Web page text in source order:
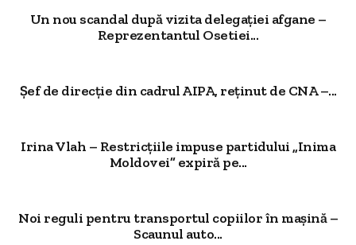
Un nou scandal după vizita delegației afgane –
Reprezentantul Osetiei...
Șef de direcție din cadrul AIPA, reținut de CNA –...
Irina Vlah – Restricțiile impuse partidului „Inima
Moldovei” expiră pe...
Noi reguli pentru transportul copiilor în mașină –
Scaunul auto...